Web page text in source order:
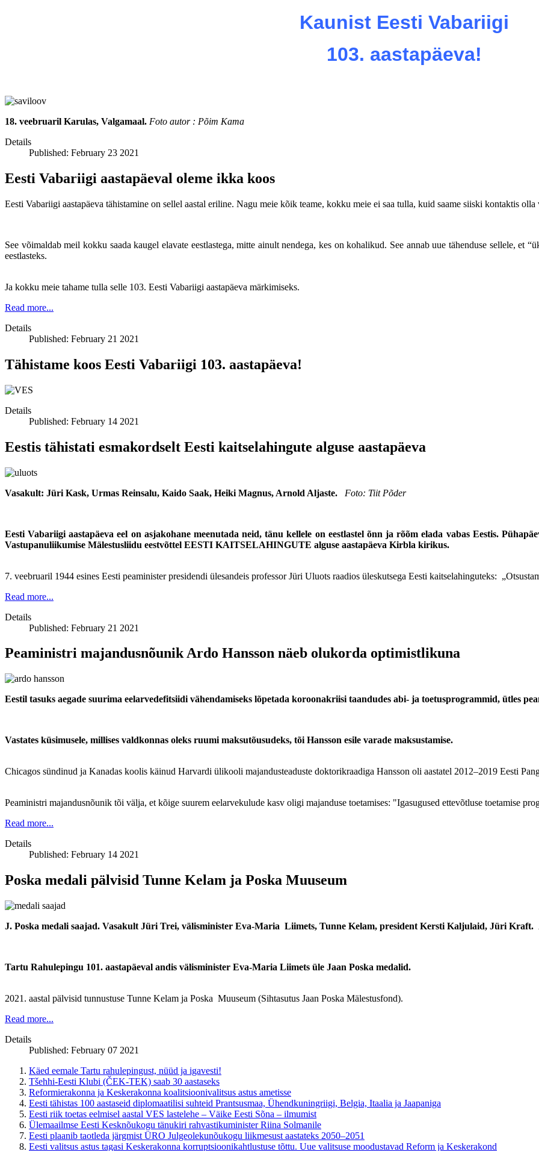
Kaunist Eesti Vabariigi
103. aastapäeva!
18. veebruaril Karulas, Valgamaal. Foto autor : Põim Kama
Details
Published: February 23 2021
Eesti Vabariigi aastapäeval oleme ikka koos
Eesti Vabariigi aastapäeva tähistamine on sellel aastal eriline. Nagu meie kõik teame, kokku meie ei saa tulla, kuid saame siiski kontaktis olla
See võimaldab meil kokku saada kaugel elavate eestlastega, mitte ainult nendega, kes on kohalikud. See annab uue tähenduse sellele, et
eestlasteks.
Ja kokku meie tahame tulla selle 103. Eesti Vabariigi aastapäeva märkimiseks.
Read more...
Details
Published: February 21 2021
Tähistame koos Eesti Vabariigi 103. aastapäeva!
Details
Published: February 14 2021
Eestis tähistati esmakordselt Eesti kaitselahingute alguse aastapäeva
Vasakult: Jüri Kask, Urmas Reinsalu, Kaido Saak, Heiki Magnus, Arnold Aljaste. Foto: Tiit Põder
Eesti Vabariigi aastapäeva eel on asjakohane meenutada neid, tänu kellele on eestlastel õnn ja rõõm elada vabas Eestis.
Vastupanuliikumise Mälestusliidu eestvõttel EESTI KAITSELAHINGUTE alguse aastapäeva Kirbla kirikus.
7. veebruaril 1944 esines Eesti peaminister presidendi ülesandeis professor Jüri Uluots raadios üleskutsega Eesti kaitselahinguteks:
Read more...
Details
Published: February 21 2021
Peaministri majandusnõunik Ardo Hansson näeb olukorda optimistlikuna
Eestil tasuks aegade suurima eelarvedefitsiidi vähendamiseks lõpetada koroonakriisi taandudes abi- ja toetusprogrammid, ütles
Vastates küsimusele, millises valdkonnas oleks ruumi maksutõusudeks, tõi Hansson esile varade maksustamise.
Chicagos sündinud ja Kanadas koolis käinud Harvardi ülikooli majandusteaduste doktorikraadiga Hansson oli aastatel 2012–2019 Eesti
Peaministri majandusnõunik tõi välja, et kõige suurem eelarvekulude kasv oligi majanduse toetamises: "Igasugused ettevõtluse toetamise
Read more...
Details
Published: February 14 2021
Poska medali pälvisid Tunne Kelam ja Poska Muuseum
J. Poska medali saajad. Vasakult Jüri Trei, välisminister Eva-Maria Liimets, Tunne Kelam, president Kersti Kaljulaid, Jüri Kraft.
Tartu Rahulepingu 101. aastapäeval andis välisminister Eva-Maria Liimets üle Jaan Poska medalid.
2021. aastal pälvisid tunnustuse Tunne Kelam ja Poska Muuseum (Sihtasutus Jaan Poska Mälestusfond).
Read more...
Details
Published: February 07 2021
Käed eemale Tartu rahulepingust, nüüd ja igavesti!
Tšehhi-Eesti Klubi (ČEK-TEK) saab 30 aastaseks
Reformierakonna ja Keskerakonna koalitsioonivalitsus astus ametisse
Eesti tähistas 100 aastaseid diplomaatilisi suhteid Prantsusmaa, Ühendkuningriigi, Belgia, Itaalia ja Jaapaniga
Eesti riik toetas eelmisel aastal VES lastelehe – Väike Eesti Sõna – ilmumist
Ülemaailmse Eesti Kesknõukogu tänukiri rahvastikuminister Riina Solmanile
Eesti plaanib taotleda järgmist ÜRO Julgeolekunõukogu liikmesust aastateks 2050–2051
Eesti valitsus astus tagasi Keskerakonna korruptsioonikahtlustuse tõttu. Uue valitsuse moodustavad Reform ja Keskerakond